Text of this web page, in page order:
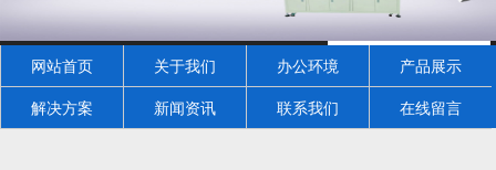
网站首页 关于我们 办公环境
产品展示
解决方案
新闻资讯 联系我们 在线留言